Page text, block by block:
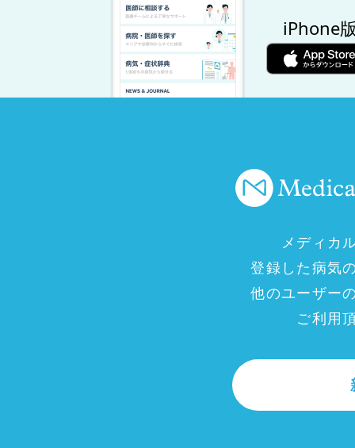
iPhone
メディカ
登録した病気
他のユーザー
ご利用